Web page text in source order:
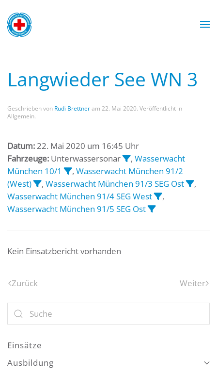
Zum Hauptinhalt springen
Langwieder See WN 3
Geschrieben von Rudi Brettneram 22. Mai 2020. Veröffentlicht in
Allgemein.
Datum:22. Mai 2020 um 16:45 Uhr
Fahrzeuge: Unterwassersonar , Wasserwacht
München 10/1
, Wasserwacht München 91/2
(West)
, Wasserwacht München 91/3 SEG Ost
,
Wasserwacht München 91/4 SEG West
,
Wasserwacht München 91/5 SEG Ost
Kein Einsatzbericht vorhanden
Zurück Weiter
Einsätze
Ausbildung